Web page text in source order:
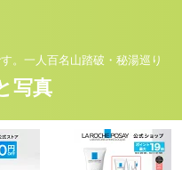
。一人百名山踏破・秘湯巡り
写真